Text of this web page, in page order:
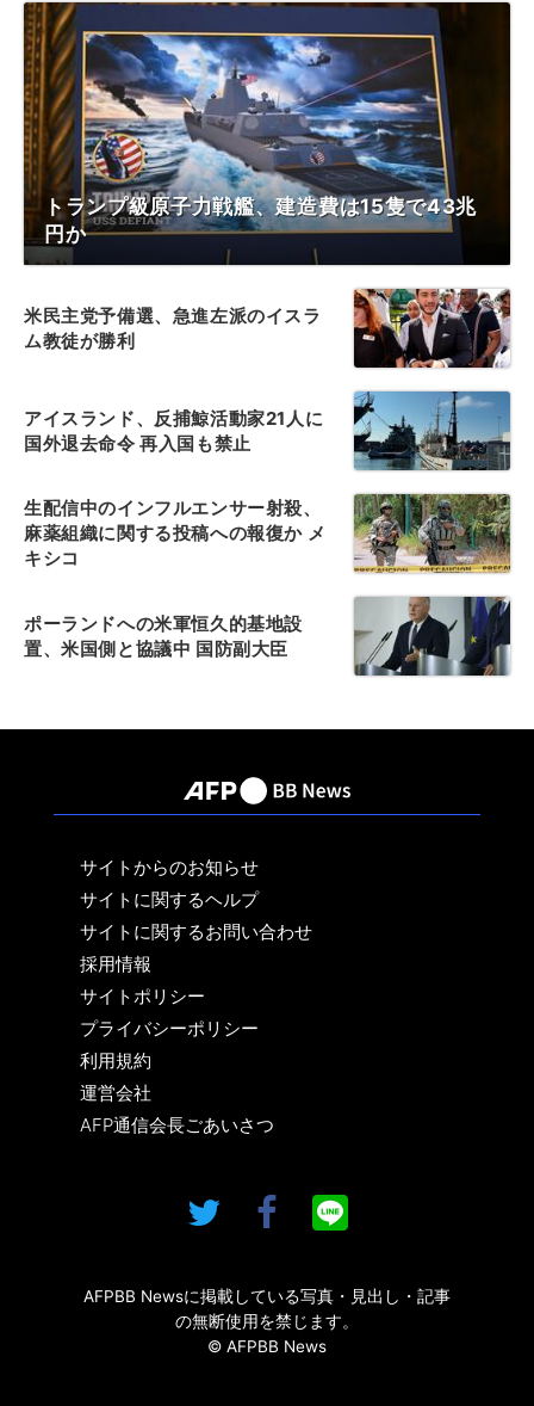
トランプ級原子力戦艦、建造費は15隻で43兆
円か
米民主党予備選、急進左派のイスラ
ム教徒が勝利
アイスランド、反捕鯨活動家21人に
国外退去命令 再入国も禁止
生配信中のインフルエンサー射殺、
麻薬組織に関する投稿への報復か メ
キシコ
ポーランドへの米軍恒久的基地設
置、米国側と協議中 国防副大臣
サイトからのお知らせ
サイトに関するヘルプ
サイトに関するお問い合わせ
採用情報
サイトポリシー
プライバシーポリシー
利用規約
運営会社
AFP通信会長ごあいさつ
AFPBB Newsに掲載している写真・見出し・記事
の無断使用を禁じます。
© AFPBB News